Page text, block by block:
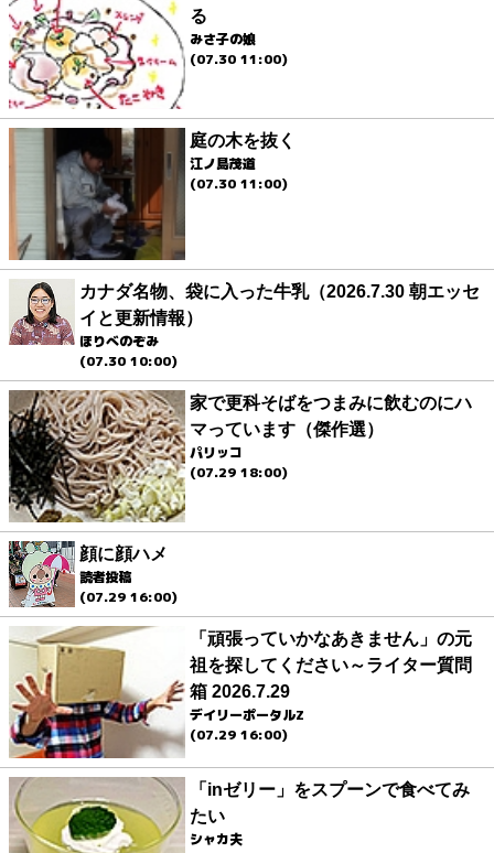
る
みさ子の娘
(07.30 11:00)
庭の木を抜く
江ノ島茂道
(07.30 11:00)
カナダ名物、袋に入った牛乳（2026.7.30 朝エッセ
イと更新情報）
ほりべのぞみ
(07.30 10:00)
家で更科そばをつまみに飲むのにハ
マっています（傑作選）
パリッコ
(07.29 18:00)
顔に顔ハメ
読者投稿
(07.29 16:00)
「頑張っていかなあきません」の元
祖を探してください～ライター質問
箱 2026.7.29
デイリーポータルZ
(07.29 16:00)
「inゼリー」をスプーンで食べてみ
たい
シャカ夫